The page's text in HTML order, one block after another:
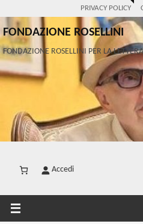
PRIVACY POLICY
FONDAZIONE ROSELLINI
FONDAZIONE ROSELLINI PER LA
Accedi